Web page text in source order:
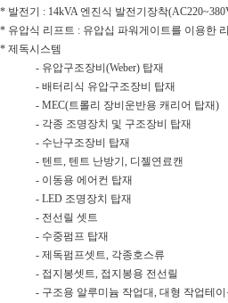
* 발전기 : 14kVA 엔진식 발전기장착
* 유압식 리프트 : 유압십 파워게이트를 이용한
* 제독시스템
- 유압구조장비(Weber) 탑재
- 배터리식 유압구조장비 탑재
- MEC(트롤리 장비운반용 캐리어 탑재)
- 각종 조명장치 및 구조장비 탑재
- 수난구조장비 탑재
- 텐트, 텐트 난방기, 디젤연료캔
- 이동용 에어컨 탑재
- LED 조명장치 탑재
- 전선릴 셋트
- 수중펌프 탑재
- 제독펌프셋트, 각종호스류
- 접지봉셋트, 접지봉용 전선릴
- 구조용 알루미늄 작업대, 대형 작업테